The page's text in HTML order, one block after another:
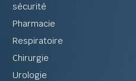
sécurité
Pharmacie
Respiratoire
Chirurgie
Urologie